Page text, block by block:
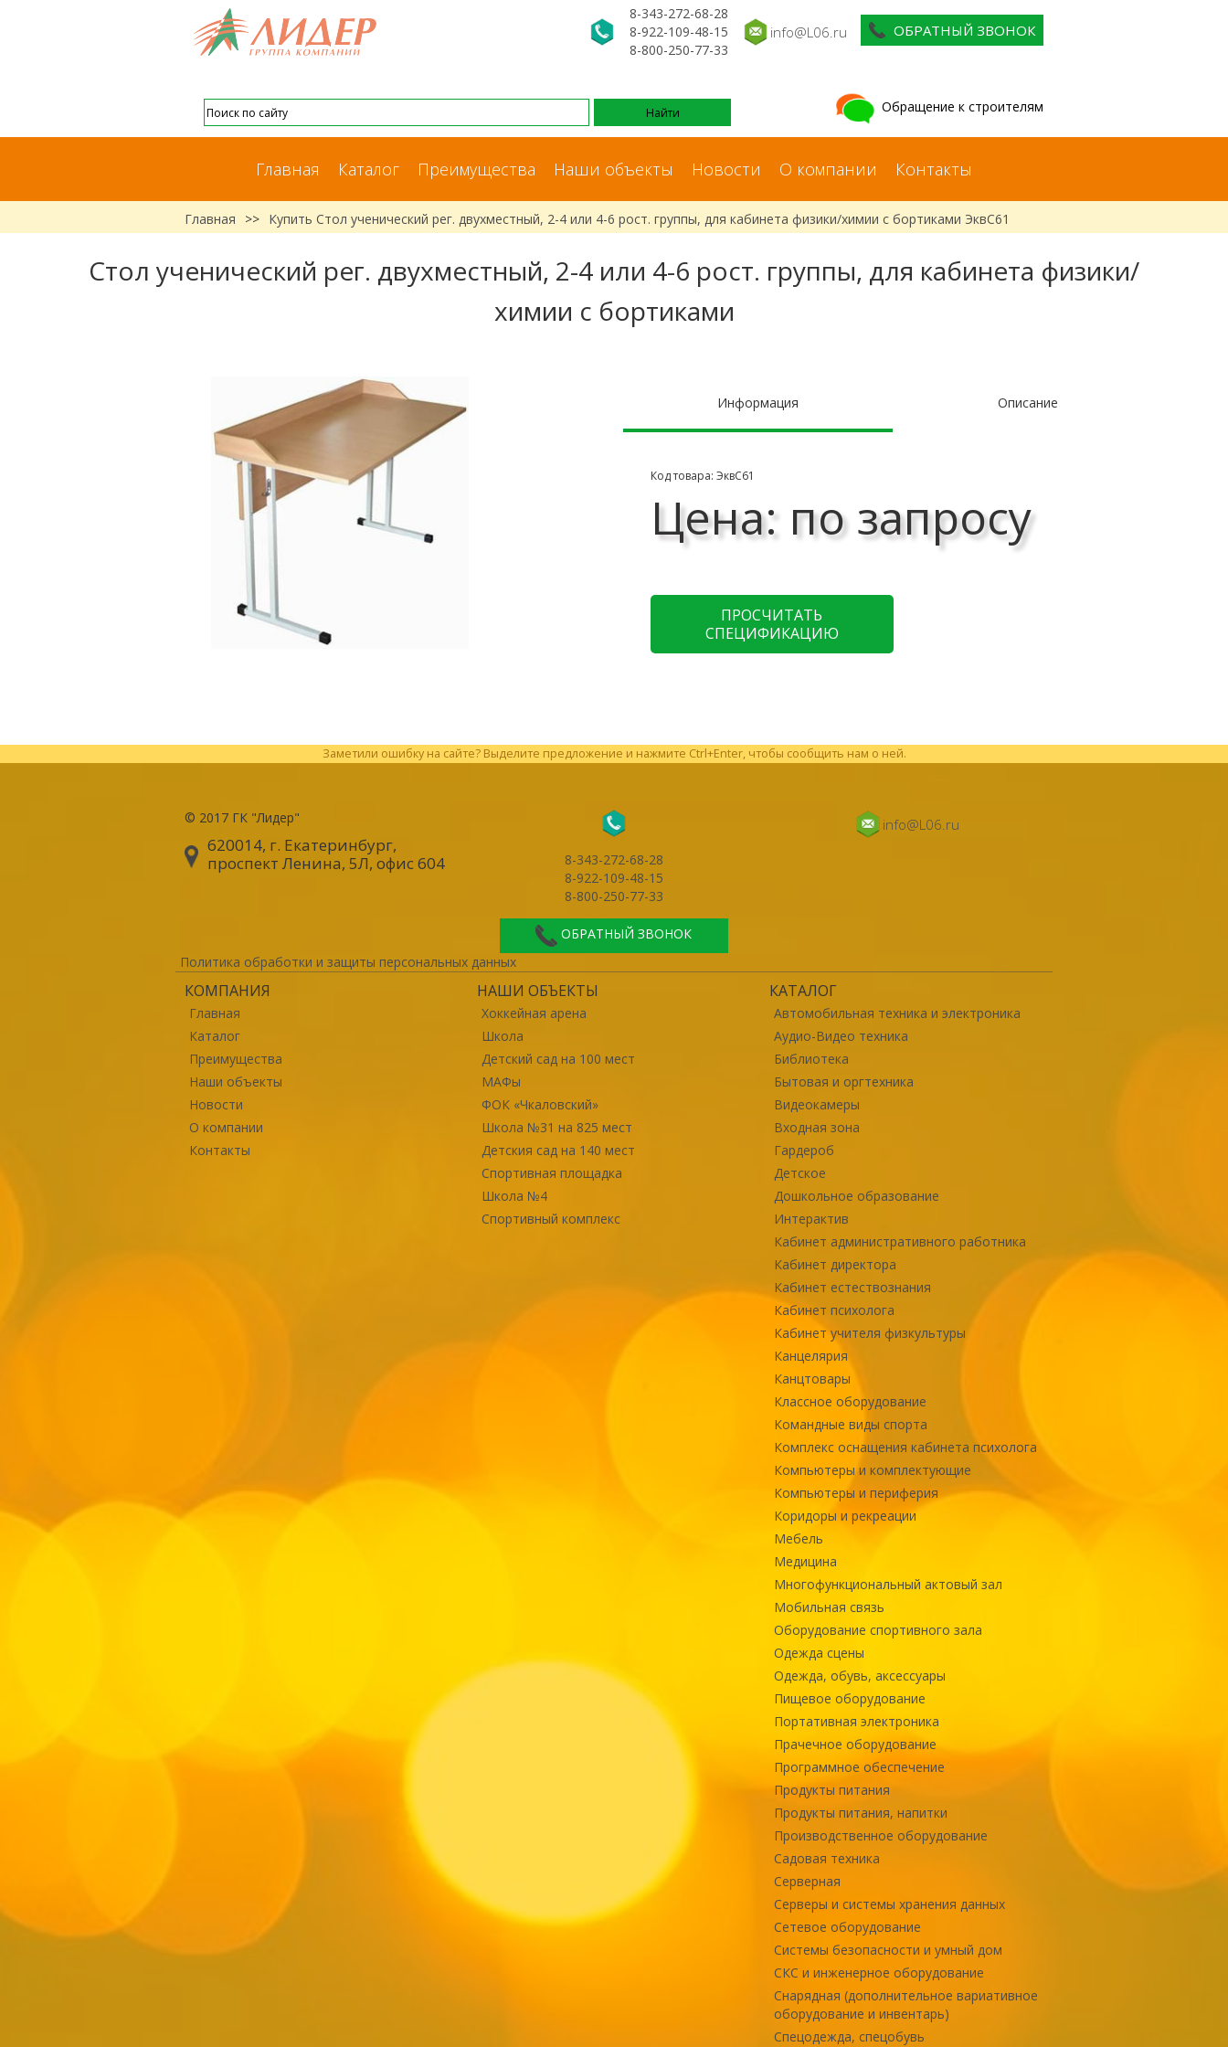
8-343-272-68-28
8-922-109-48-15
8-800-250-77-33
info@L06.ru ОБРАТНЫЙ ЗВОНОК
Обращение к строителям
Главная Каталог Преимущества Наши объекты Новости О компании Контакты
Главная >> Купить Стол ученический рег. двухместный, 2-4 или 4-6 рост. группы, для кабинета физики/химии с бортиками ЭквС61
Стол ученический рег. двухместный, 2-4 или 4-6 рост. группы, для кабинета физики/
химии с бортиками
Информация Описание
Код товара: ЭквС61
Цена: по запросу
ПРОСЧИТАТЬ
СПЕЦИФИКАЦИЮ
Заметили ошибку на сайте? Выделите предложение и нажмите Ctrl+Enter, чтобы сообщить нам о ней.
© 2017 ГК "Лидер"
620014, г. Екатеринбург,
проспект Ленина, 5Л, офис 604
8-343-272-68-28
8-922-109-48-15
8-800-250-77-33
ОБРАТНЫЙ ЗВОНОК
info@L06.ru
Политика обработки и защиты персональных данных
КОМПАНИЯ
Главная
Каталог
Преимущества
Наши объекты
Новости
О компании
Контакты
НАШИ ОБЪЕКТЫ
Хоккейная арена
Школа
Детский сад на 100 мест
МАФы
ФОК «Чкаловский»
Школа №31 на 825 мест
Детския сад на 140 мест
Спортивная площадка
Школа №4
Спортивный комплекс
КАТАЛОГ
Автомобильная техника и электроника
Аудио-Видео техника
Библиотека
Бытовая и оргтехника
Видеокамеры
Входная зона
Гардероб
Детское
Дошкольное образование
Интерактив
Кабинет административного работника
Кабинет директора
Кабинет естествознания
Кабинет психолога
Кабинет учителя физкультуры
Канцелярия
Канцтовары
Классное оборудование
Командные виды спорта
Комплекс оснащения кабинета психолога
Компьютеры и комплектующие
Компьютеры и периферия
Коридоры и рекреации
Мебель
Медицина
Многофункциональный актовый зал
Мобильная связь
Оборудование спортивного зала
Одежда сцены
Одежда, обувь, аксессуары
Пищевое оборудование
Портативная электроника
Прачечное оборудование
Программное обеспечение
Продукты питания
Продукты питания, напитки
Производственное оборудование
Садовая техника
Серверная
Серверы и системы хранения данных
Сетевое оборудование
Системы безопасности и умный дом
СКС и инженерное оборудование
Снарядная (дополнительное вариативное
оборудование и инвентарь)
Спецодежда, спецобувь